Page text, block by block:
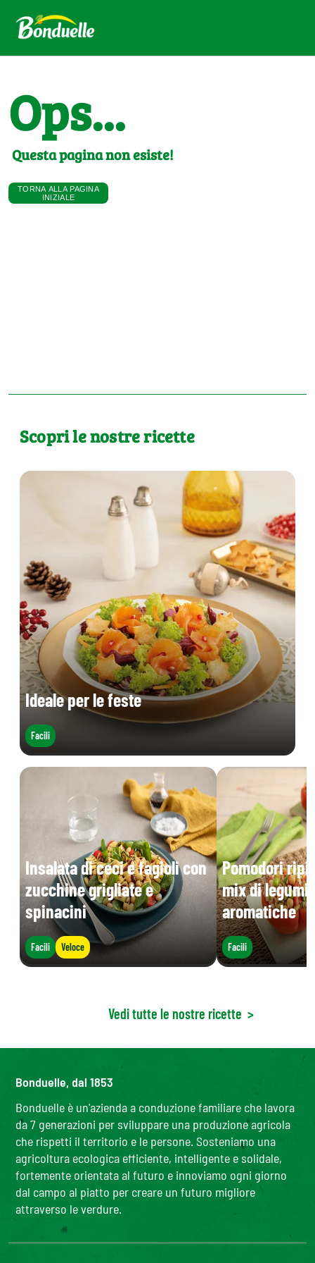
Ops...
Questa pagina non esiste!
TORNA ALLA PAGINA
INIZIALE
Scopri le nostre ricette
Ideale per le feste
Facili
Insalata di ceci e fagioli con
zucchine grigliate e
spinacini
Facili Veloce
Pomodori
mix di legumi
aromatiche
Facili
Vedi tutte le nostre ricette >
Bonduelle, dal 1853
Bonduelle è un'azienda a conduzione familiare che lavora
da 7 generazioni per sviluppare una produzione agricola
che rispetti il territorio e le persone. Sosteniamo una
agricoltura ecologica efficiente, intelligente e solidale,
fortemente orientata al futuro e innoviamo ogni giorno
dal campo al piatto per creare un futuro migliore
attraverso le verdure.